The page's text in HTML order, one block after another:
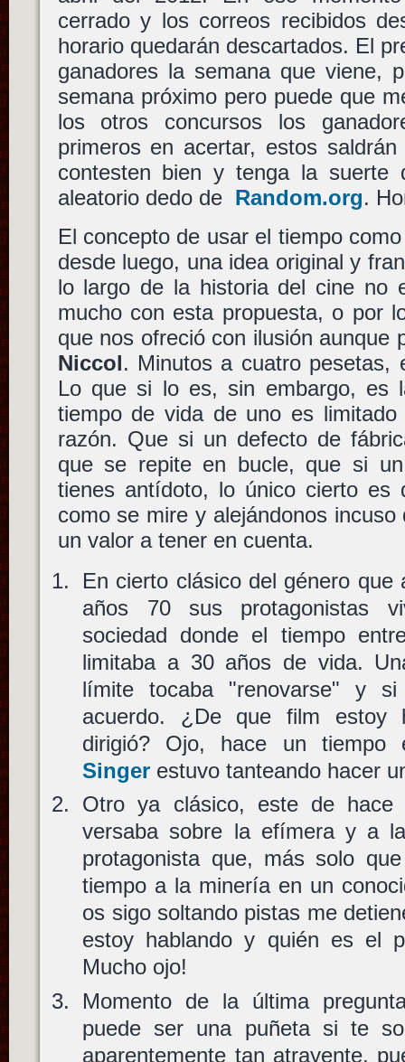
cerrado y los correos recibidos
horario quedarán descartados. El
ganadores la semana que viene,
semana próximo pero puede que
los otros concursos los
primeros en acertar, estos
contesten bien y tenga la suerte
aleatorio dedo de Random.org.
El concepto de usar el tiempo
desde luego, una idea original y
lo largo de la historia del cine no
mucho con esta propuesta, o por
que nos ofreció con ilusión aunque
Niccol. Minutos a cuatro pesetas,
Lo que si lo es, sin embargo, es
tiempo de vida de uno es
razón. Que si un defecto de
que se repite en bucle, que si
tienes antídoto, lo único cierto es
como se mire y alejándonos
un valor a tener en cuenta.
En cierto clásico del género
años 70 sus protagonistas
sociedad donde el tiempo
limitaba a 30 años de vida.
límite tocaba "renovarse" y
acuerdo. ¿De que film estoy
dirigió? Ojo, hace un
Singer estuvo tanteando hacer
Otro ya clásico, este de
versaba sobre la efímera y a
protagonista que, más solo
tiempo a la minería en un
os sigo soltando pistas me
estoy hablando y quién es el
Mucho ojo!
Momento de la última
puede ser una puñeta si te
aparentemente tan atrayente,